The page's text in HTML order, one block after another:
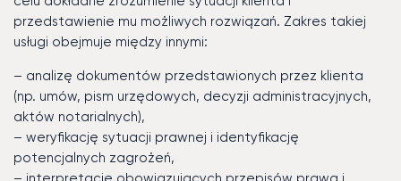
przedstawienie mu możliwych rozwiązań. Zakres takiej
usługi obejmuje między innymi:
– analizę dokumentów przedstawionych przez klienta
(np. umów, pism urzędowych, decyzji administracyjnych,
aktów notarialnych),
– weryfikację sytuacji prawnej i identyfikację
potencjalnych zagrożeń,